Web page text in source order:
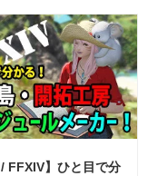
/ FFXIV】ひと目で分